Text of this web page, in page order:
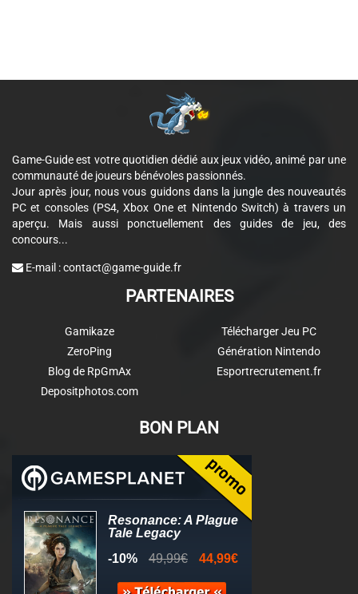
Game-Guide est votre quotidien dédié aux jeux vidéo, animé par une
communauté de joueurs bénévoles passionnés.
Jour après jour, nous vous guidons dans la jungle des nouveautés
PC et consoles (PS4, Xbox One et Nintendo Switch) à travers un
aperçu. Mais aussi ponctuellement des guides de jeu, des
concours...
E-mail :contact@game-guide.fr
PARTENAIRES
Gamikaze
ZeroPing
Blog de RpGmAx
Depositphotos.com
Télécharger Jeu PC
Génération Nintendo
Esportrecrutement.fr
BON PLAN